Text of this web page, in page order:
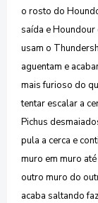
o rosto do
saída e Houndour
usam o
aguentam e
mais furioso do
tentar escalar a
Pichus
pula a cerca e
muro em muro
outro muro do
acaba saltando